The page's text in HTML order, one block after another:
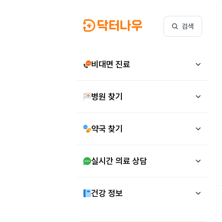
검색
비대면 진료
병원 찾기
약국 찾기
실시간 의료 상담
건강 정보